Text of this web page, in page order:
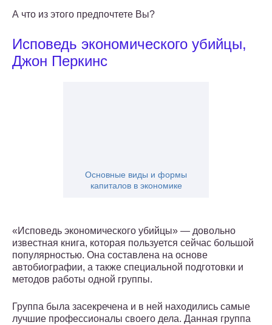
А что из этого предпочтете Вы?
Исповедь экономического убийцы,
Джон Перкинс
Основные виды и формы
капиталов в экономике
«Исповедь экономического убийцы» — довольно
известная книга, которая пользуется сейчас большой
популярностью. Она составлена на основе
автобиографии, а также специальной подготовки и
методов работы одной группы.
Группа была засекречена и в ней находились самые
лучшие профессионалы своего дела. Данная группа